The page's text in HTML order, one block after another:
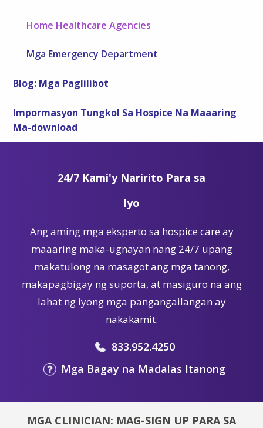
Home Healthcare Agencies
Mga Emergency Department
Blog: Mga Paglilibot
Impormasyon Tungkol Sa Hospice Na Maaaring
Ma-download
24/7 Kami'y Naririto Para sa
Iyo
Ang aming mga eksperto sa hospice care ay
maaaring maka-ugnayan nang 24/7 upang
makatulong na masagot ang mga tanong,
makapagbigay ng suporta, at masiguro na ang
lahat ng iyong mga pangangailangan ay
nakakamit.
833.952.4250
Mga Bagay na Madalas Itanong
MGA CLINICIAN: MAG-SIGN UP PARA SA